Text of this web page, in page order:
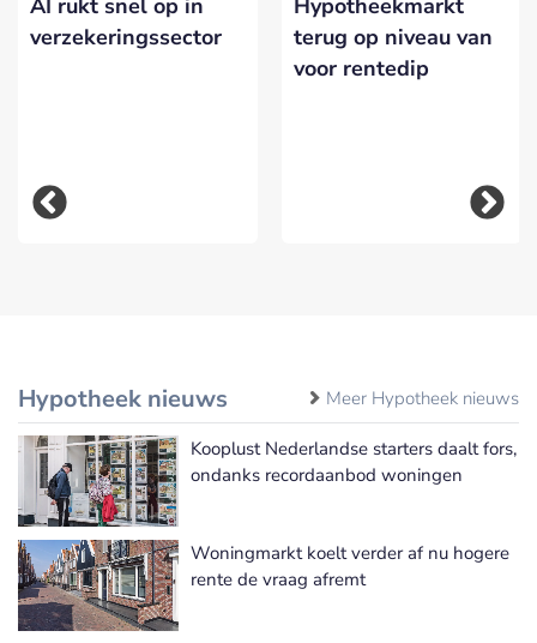
AI rukt snel op in
verzekeringssector
Hypotheekmarkt
terug op niveau van
voor rentedip
Hypotheek nieuws Meer Hypotheek nieuws
Kooplust Nederlandse starters daalt fors,
ondanks recordaanbod woningen
Woningmarkt koelt verder af nu hogere
rente de vraag afremt